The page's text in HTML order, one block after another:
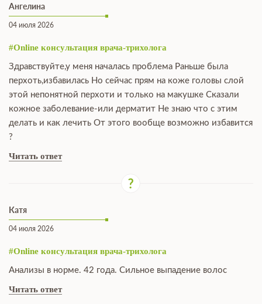
Ангелина
04 июля 2026
#Online консультация врача-трихолога
Здравствуйте,у меня началась проблема Раньше была
перхоть,избавилась Но сейчас прям на коже головы слой
этой непонятной перхоти и только на макушке Сказали
кожное заболевание-или дерматит Не знаю что с этим
делать и как лечить От этого вообще возможно избавится
?
Читать ответ
Катя
04 июля 2026
#Online консультация врача-трихолога
Анализы в норме. 42 года. Сильное выпадение волос
Читать ответ